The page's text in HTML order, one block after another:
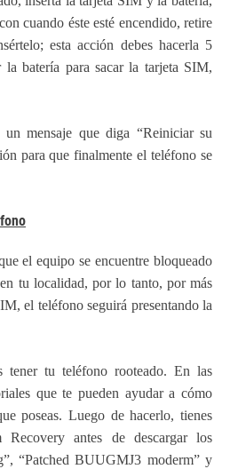
cuando éste esté encendido, retire
esta acción debes hacerla 5
la batería para sacar la tarjeta SIM,
mensaje que diga “Reiniciar su
para que finalmente el teléfono se
el equipo se encuentre bloqueado
tu localidad, por lo tanto, por más
el teléfono seguirá presentando la
tener tu teléfono rooteado. En las
que te pueden ayudar a cómo
poseas. Luego de hacerlo, tienes
Recovery antes de descargar los
“Patched BUUGMJ3 moderm” y